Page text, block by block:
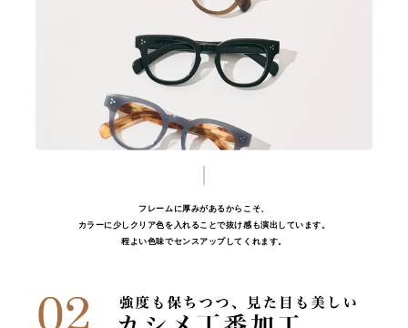
フレームに厚みがあるからこそ、
カラーに少しクリア色を入れることで抜け感も演出しています。
程よい色味でセンスアップしてくれます。